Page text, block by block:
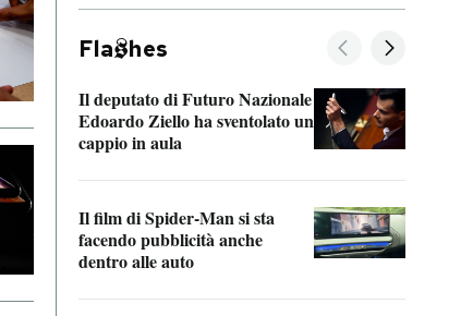
Fla hes
Il deputato di Futuro Nazionale
Edoardo Ziello ha sventolato un
cappio in aula
Il film di Spider-Man si sta
facendo pubblicità anche
dentro alle auto